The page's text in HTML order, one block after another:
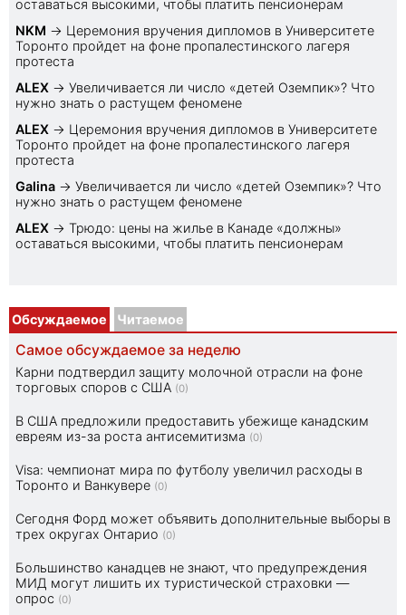
оставаться высокими, чтобы платить пенсионерам
NKM → Церемония вручения дипломов в Университете
Торонто пройдет на фоне пропалестинского лагеря
протеста
ALEX → Увеличивается ли число «детей Оземпик»? Что
нужно знать о растущем феномене
ALEX → Церемония вручения дипломов в Университете
Торонто пройдет на фоне пропалестинского лагеря
протеста
Galina → Увеличивается ли число «детей Оземпик»? Что
нужно знать о растущем феномене
ALEX → Трюдо: цены на жилье в Канаде «должны»
оставаться высокими, чтобы платить пенсионерам
Обсуждаемое Читаемое
Самое обсуждаемое за неделю
Карни подтвердил защиту молочной отрасли на фоне
торговых споров с США (0)
В США предложили предоставить убежище канадским
евреям из-за роста антисемитизма (0)
Visa: чемпионат мира по футболу увеличил расходы в
Торонто и Ванкувере (0)
Сегодня Форд может объявить дополнительные выборы в
трех округах Онтарио (0)
Большинство канадцев не знают, что предупреждения
МИД могут лишить их туристической страховки —
опрос (0)